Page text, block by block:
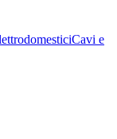
Cavi e